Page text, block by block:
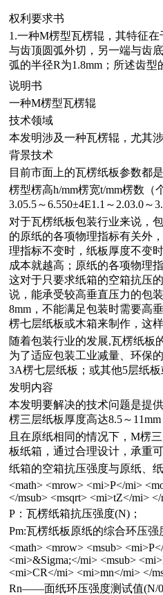
权利要求书
1.一种M楞型瓦楞辊，其特征
与齿顶圆弧外切，另一端与齿
弧的半径R为1.8mm；所述齿型
说明书
一种M楞型瓦楞辊
技术领域
本发明涉及一种瓦楞辊，尤其
背景技术
目前市面上的瓦楞纸板参数都
楞型楞高h/mm楞宽t/mm楞数（
3.05.5～6.550±4E1.1～2.03.0～
对于瓦楞纸板包装行业来说，
的原纸的各项物理指标有关外
理指标不变时，纸板厚度不变
成本就越高；原纸的各项物理
这对于只要求纸箱的空箱抗压
说，能承受较高垂直压力的包
8mm，不能满足包装时需要高
楞七层纸板或木箱来制作，这
随着包装行业的发展,瓦楞纸板
为了适应包装工业减量、环保
3A楞七层纸板；或其他5层纸板
发明内容
本发明要解决的技术问题是提
楞三层纸板厚度高达8.5～
且在原纸相同的情况下，M楞
板纸箱，通过合理设计，承重
纸箱的空箱抗压强度与原纸、
<math> <mrow> <mi>P</mi>
</msub> <msqrt> <mi>tZ</mi>
P：瓦楞纸箱抗压强度(N)；
Pm:瓦楞纸板原纸的综合环压强
<math> <mrow> <msub>
<mi>&Sigma;</mi> <msub>
<mi>CR</mi> <mi>mn</mi> </
Rn——面纸环压强度测试值(N/